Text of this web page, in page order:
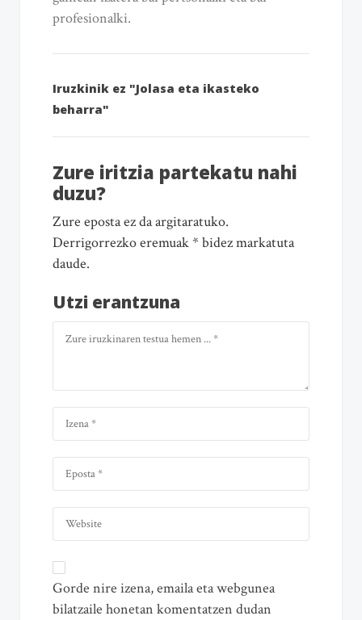
profesionalki.
Iruzkinik ez "Jolasa eta ikasteko
beharra"
Zure iritzia partekatu nahi
duzu?
Zure eposta ez da argitaratuko.
Derrigorrezko eremuak * bidez markatuta
daude.
Utzi erantzuna
Gorde nire izena, emaila eta webgunea
bilatzaile honetan komentatzen dudan